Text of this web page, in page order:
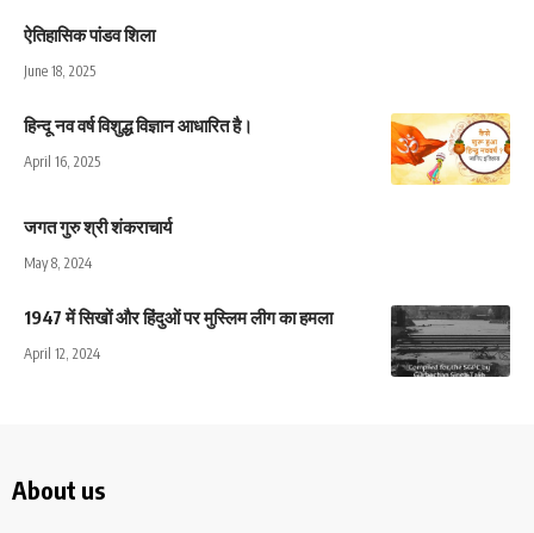
ऐतिहासिक पांडव शिला
June 18, 2025
हिन्दू नव वर्ष विशुद्ध विज्ञान आधारित है।
April 16, 2025
जगत गुरु श्री शंकराचार्य
May 8, 2024
1947 में सिखों और हिंदुओं पर मुस्लिम लीग का हमला
April 12, 2024
About us